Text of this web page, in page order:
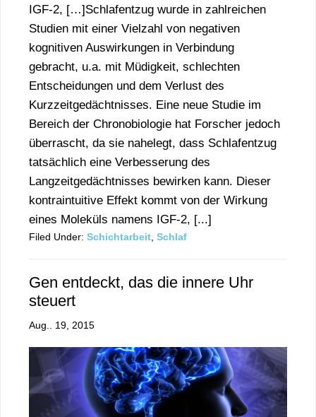
IGF-2, […]Schlafentzug wurde in zahlreichen
Studien mit einer Vielzahl von negativen
kognitiven Auswirkungen in Verbindung
gebracht, u.a. mit Müdigkeit, schlechten
Entscheidungen und dem Verlust des
Kurzzeitgedächtnisses. Eine neue Studie im
Bereich der Chronobiologie hat Forscher jedoch
überrascht, da sie nahelegt, dass Schlafentzug
tatsächlich eine Verbesserung des
Langzeitgedächtnisses bewirken kann. Dieser
kontraintuitive Effekt kommt von der Wirkung
eines Moleküls namens IGF-2, [...]
Filed Under: Schichtarbeit, Schlaf
Gen entdeckt, das die innere Uhr
steuert
Aug.. 19, 2015